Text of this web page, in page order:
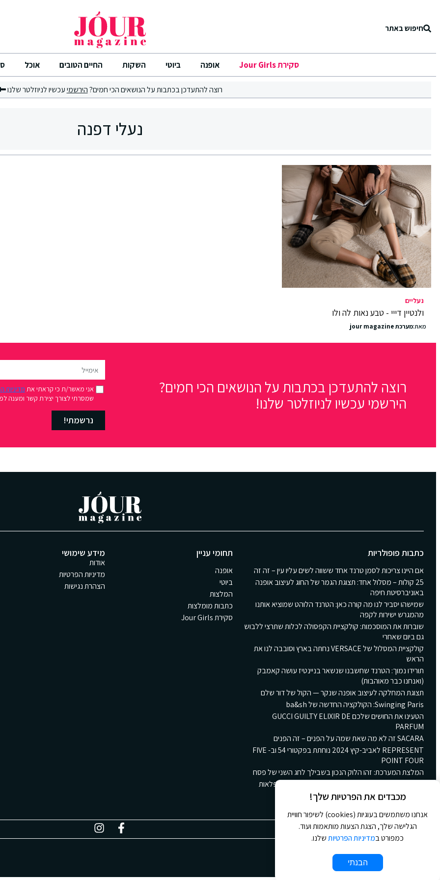
חיפוש באתר
סקירת Jour Girls אופנה ביוטי השקות החיים הטובים אוכל
רוצה להתעדכן בכתבות על הנושאים הכי חמים?הירשמיעכשיו לניוזלטר שלנו
נעלי דפנה
נעליים
ולנטיין דייי - טבע נאות לה ולו
מאת:מערכת jour magazine
רוצה להתעדכן בכתבות על הנושאים הכי חמים?
הירשמי עכשיו לניוזלטר שלנו!
אני מאשר/ת כי קראתי את מדיניות
שמסרתי לצורך יצירת קשר ומענה
נרשמתי!
כתבות פופולריות
אם היינו צריכות לסמן טרנד אחד ששווה לשים עליו עין – זה זה
25 קולות – מסלול אחד: תצוגת הגמר של החוג לעיצוב אופנה
באוניברסיטת חיפה
שמישהו יסביר לנו מה קורה כאן: הטרנד הלוהט שמוציא אותנו
מהמגרש ישירות לקפה
שוברות את המוסכמות: קולקציית הקפסולה לכלות שתרצי ללבוש
גם ביום שאחרי
קולקציית המסלול של VERSACE נחתה בארץ וסובבה לנו את
הראש
תורידו נמוך: הטרנד שחשבנו שנשאר בניינטיז עושה קאמבק
(ואנחנו כבר מאוהבות)
תצוגת המחלקה לעיצוב אופנה שנקר — הקול של דור שלם
Swinging Paris: הקולקציה החדשה של ba&sh
הטעינו את החושים שלכם GUCCI GUILTY ELIXIR DE
PARFUM
SACARA זה לא מה שאת שמה על הפנים – זה הפנים
REPRESENT לאביב-קיץ 2024 נוחתת בפקטורי 54 וב- FIVE
POINT FOUR
המלצת המערכת: זהו הלוק הנכון בשבילך לחג השני של פסח
קולקציית הקינוחים החורפית החדשה של גולדה: ארץ פלאות
חורפית ומתוקה
תחומי עניין
אופנה
ביוטי
המלצות
כתבות מומלצות
סקירת Jour Girls
מידע שימושי
אודות
מדיניות הפרטיות
הצהרת נגישות
מכבדים את הפרטיות שלך!
אנחנו משתמשים בעוגיות (cookies) לשיפור חוויית
הגלישה שלך, הצגת הצעות מותאמות ועוד.
כמפורט במדיניות הפרטיותשלנו.
הבנתי